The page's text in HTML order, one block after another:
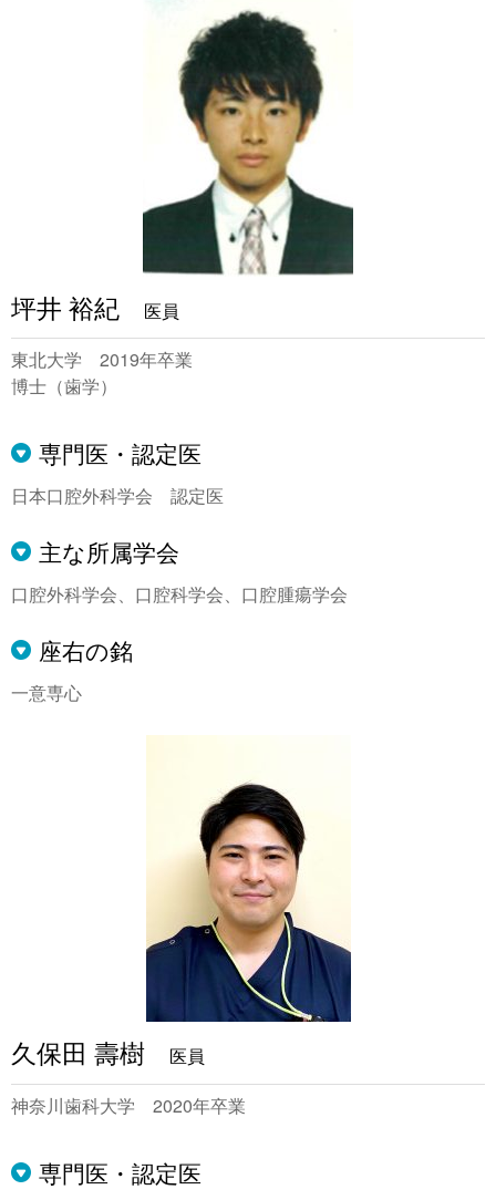
坪井 裕紀
医員
東北大学 2019年卒業
博士（歯学）
専門医・認定医
日本口腔外科学会 認定医
主な所属学会
口腔外科学会、口腔科学会、口腔腫瘍学会
座右の銘
一意専心
久保田 壽樹
医員
神奈川歯科大学 2020年卒業
専門医・認定医